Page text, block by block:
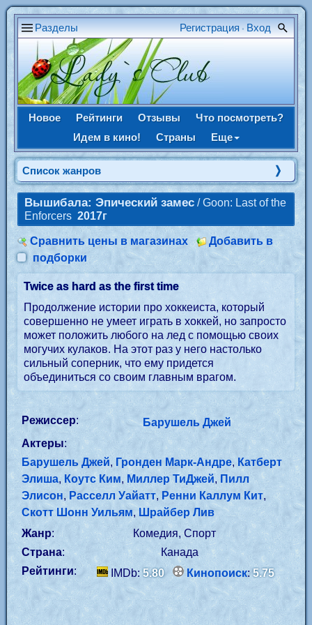
Разделы Регистрация • Вход
Новое Рейтинги Отзывы
Что посмотреть?
Идем в кино!
Страны Еще
Список жанров
Вышибала: Эпический замес / Goon: Last of the
Enforcers 2017г
Сравнить цены в магазинах
Добавить в
подборки
Twice as hard as the first time
Продолжение истории про хоккеиста, который
совершенно не умеет играть в хоккей, но запросто
может положить любого на лед с помощью своих
могучих кулаков. На этот раз у него настолько
сильный соперник, что ему придется
объединиться со своим главным врагом.
Режиссер:
Барушель Джей
Актеры:
Барушель Джей, Гронден Марк-Андре, Катберт
Элиша, Коутс Ким, Миллер ТиДжей, Пилл
Элисон, Расселл Уайатт, Ренни Каллум Кит,
Скотт Шонн Уильям, Шрайбер Лив
Жанр:
Комедия, Спорт
Страна:
Канада
Рейтинги: IMDb: 5.80 Кинопоиск: 5.75